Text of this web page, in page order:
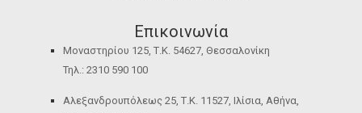
Επικοινωνία
Μοναστηρίου 125, Τ.Κ. 54627, Θεσσαλονίκη
Τηλ.: 2310 590 100
Αλεξανδρουπόλεως 25, Τ.Κ. 11527, Ιλίσια, Αθήνα,